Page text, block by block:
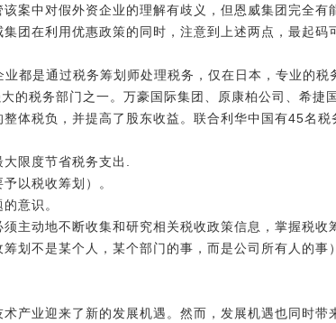
案中对假外资企业的理解有歧义，但恩威集团完全有
团在利用优惠政策的同时，注意到上述两点，最起码
都是通过税务筹划师处理税务，仅在日本，专业的税
的税务部门之一。万豪国际集团、原康柏公司、希捷
体税负，并提高了股东收益。联合利华中国有45名税
限度节省税务支出.
以税收筹划）。
意识。
主动地不断收集和研究相关税收政策信息，掌握税收
划不是某个人，某个部门的事，而是公司所有人的事
产业迎来了新的发展机遇。然而，发展机遇也同时带